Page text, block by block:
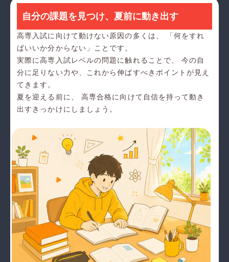
自分の課題を見つけ、夏前に動き出す
高専入試に向けて動けない原因の多くは、 「何をすれ
ばいいか分からない」ことです。
実際に高専入試レベルの問題に触れることで、 今の自
分に足りない力や、これから伸ばすべきポイントが見え
てきます。
夏を迎える前に、 高専合格に向けて自信を持って動き
出すきっかけにしましょう。